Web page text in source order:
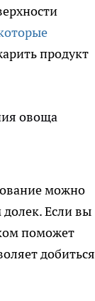
продукт
овоща
можно
Если вы
поможет
добиться